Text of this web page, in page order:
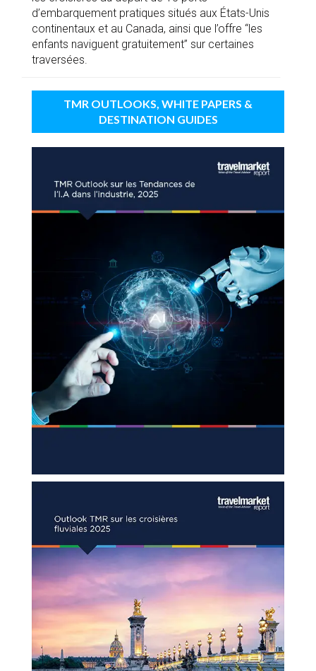
d’embarquement pratiques situés aux États-Unis
continentaux et au Canada, ainsi que l’offre “les
enfants naviguent gratuitement” sur certaines
traversées.
TMR OUTLOOKS, WHITE PAPERS &
DESTINATION GUIDES